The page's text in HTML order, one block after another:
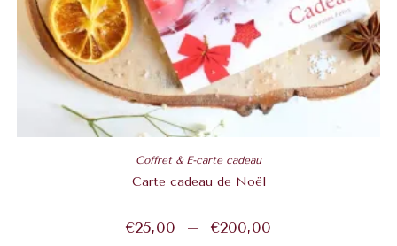
Coffret & E-carte cadeau
Carte cadeau de Noël
€25,00 – €200,00